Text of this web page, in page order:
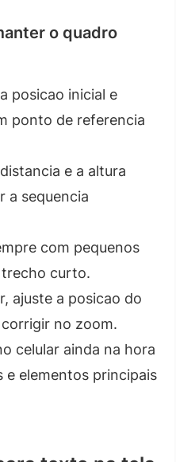
o quadro
posicao inicial e
ponto de referencia
e a altura
a sequencia
com pequenos
curto.
ajuste a posicao do
no zoom.
celular ainda na hora
e elementos principais